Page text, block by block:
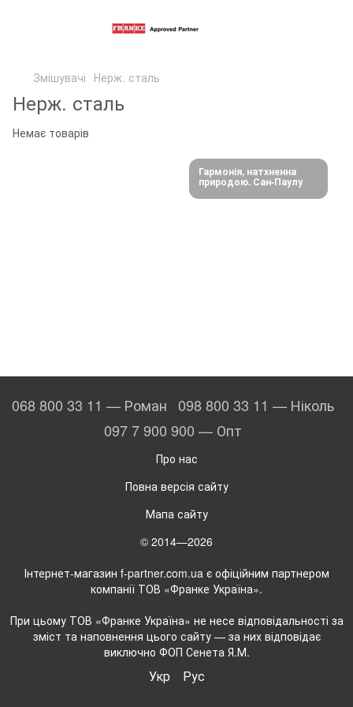
Змішувачі Нерж. сталь
Нерж. сталь
Немає товарів
Гармонія, натхненна
природою. Сан-Паулу
068 800 33 11 — Роман 098 800 33 11 — Ніколь
097 7 900 900 — Опт
Про нас
Повна версія сайту
Мапа сайту
© 2014—2026
Інтернет-магазин f-partner.com.ua є офіційним партнером
компанії ТОВ «Франке Україна».
При цьому ТОВ «Франке Україна» не несе відповідальності за
зміст та наповнення цього сайту — за них відповідає
виключно ФОП Сенета Я.М.
Укр Рус